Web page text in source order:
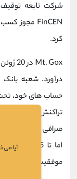
کرد.
درآورد. شعبه بانک Mizuho
حساب های خود، تحت
صرافی اعلام کرد که
موفقیت انجام شد.
آیا